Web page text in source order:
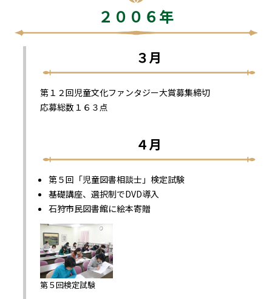
２００６年
３月
第１２回児童文化ファンタジー大賞募集締切
応募総数１６３点
４月
第５回「児童図書相談士」検定試験
基礎講座、選択制でDVD導入
石狩市民図書館に絵本寄贈
第５回検定試験